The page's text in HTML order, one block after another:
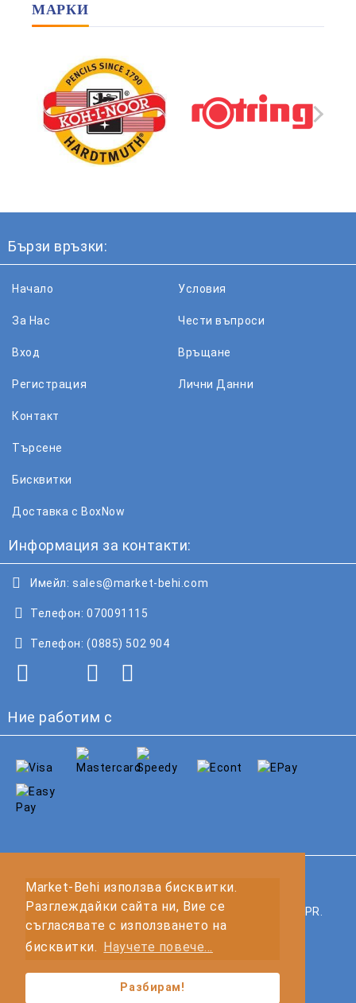
Market-Behi използва бисквитки.
Разглеждайки сайта ни, Вие се
съгласявате с използването на
бисквитки.
Научете повече...
Разбирам!
МАРКИ
Бързи връзки:
Начало
За Нас
Вход
Регистрация
Условия
Чести въпроси
Връщане
Лични Данни
Контакт
Търсене
Бисквитки
Доставка с BoxNow
Информация за контакти:
Имейл: sales@market-behi.com
Телефон: 070091115
Телефон: (0885) 502 904
Ние работим с
Нашият онлайн магазин е 100% съобразен с GDPR.
Моите лични данни